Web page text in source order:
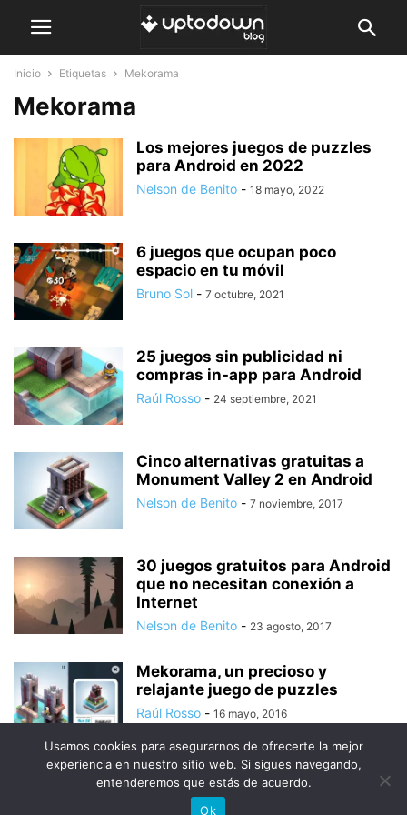
Inicio Etiquetas Mekorama
Mekorama
Los mejores juegos de puzzles
para Android en 2022
Nelson de Benito - 18 mayo, 2022
6 juegos que ocupan poco
espacio en tu móvil
Bruno Sol - 7 octubre, 2021
25 juegos sin publicidad ni
compras in-app para Android
Raúl Rosso - 24 septiembre, 2021
Cinco alternativas gratuitas a
Monument Valley 2 en Android
Nelson de Benito - 7 noviembre, 2017
30 juegos gratuitos para Android
que no necesitan conexión a
Internet
Nelson de Benito - 23 agosto, 2017
Mekorama, un precioso y
relajante juego de puzzles
Raúl Rosso - 16 mayo, 2016
© Uptodown Technologies SL |
cookies
Usamos cookies para asegurarnos de ofrecerte la mejor
experiencia en nuestro sitio web. Si sigues navegando,
entenderemos que estás de acuerdo.
Ok